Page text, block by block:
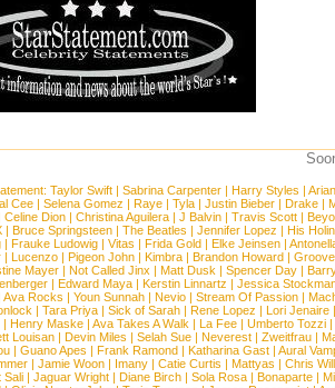
Taylor Swift | Sabrina Carpenter | Harry Styles |
Cee| Selena Gomez | Raye| Tyla| Justin Bieber| Drake|
Celine Dion | Christina Aguilera | J Balvin | Travis Scott |
| Bruce Springsteen| The Beatles | Jennifer Lopez | His
| Frauke Ludowig | Vitas | Frida Gold | Elke Jeinsen |
| Lucenzo | Pigeon John | Kimbra | Brandon Howard |
Mayer| Not Called Jinx | Matt Dusk | Spencer Day|
| Edward Maya | Kerstin Linnartz | Jessica
Ava Rocks | Youn Sunnah | Nevio | Stream Of Passion |
| Tara Priya | Sick of Sarah | Rene Lopez | Lori Jenaire |
| Henry Maske| Ava Takes A Walk | La Fee| Umberto Tozzi|
Louisan| Devin Miles | Selah Sue| Neverest| Zweitfrau|
| Guano Apes | Frank Ramond| Katharina Gast| Aural
| Jamie Woon| Imany| Catie Curtis | Mattyas | Chris
Sali| Jaguar Wright| Diane Birch| Sola Rosa| Bonaparte|